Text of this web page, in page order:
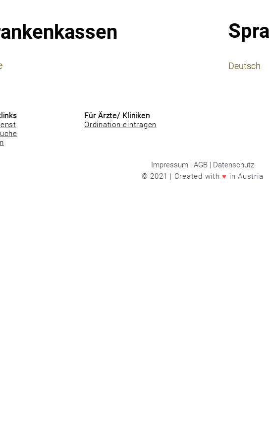
Deutsch
Für Ärzte/ Kliniken
Ordination eintragen
Impressum | AGB | Datenschutz
© 2021 | Created with♥ in Austria